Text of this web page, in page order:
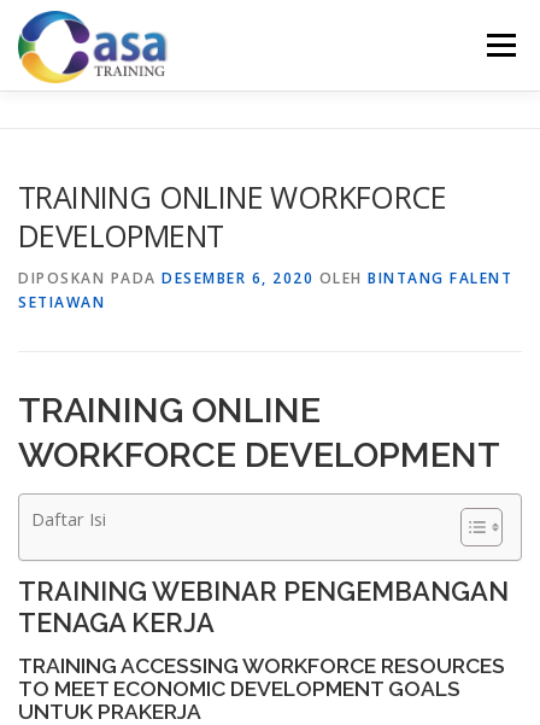
Lompat
konten
Menu
KONTAK KAMI SERTIFIKASI
TRAINING ONLINE WORKFORCE
DEVELOPMENT
DIPOSKAN PADA DESEMBER 6, 2020 OLEH BINTANG FALENT
SETIAWAN
TRAINING ONLINE
WORKFORCE DEVELOPMENT
Daftar Isi
TRAINING WEBINAR PENGEMBANGAN
TENAGA KERJA
TRAINING ACCESSING WORKFORCE RESOURCES
TO MEET ECONOMIC DEVELOPMENT GOALS
UNTUK PRAKERJA